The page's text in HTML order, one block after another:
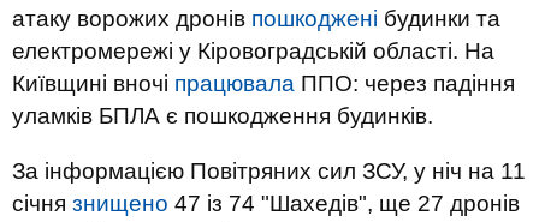
атаку ворожих дронів пошкоджені будинки та
електромережі у Кіровоградській області. На
Київщині вночі працювала ППО: через падіння
уламків БПЛА є пошкодження будинків.
За інформацією Повітряних сил ЗСУ, у ніч на 11
січня знищено 47 із 74 "Шахедів", ще 27 дронів